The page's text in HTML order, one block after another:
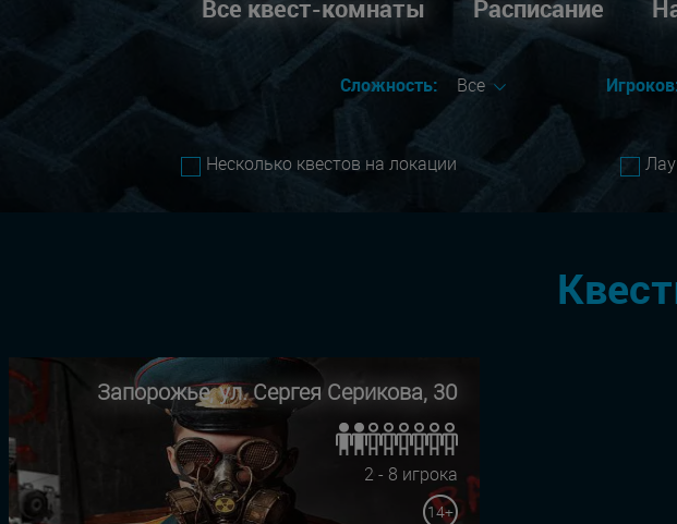
Все квест-комнаты Расписание
Сложность: Все
Несколько квестов на локации
Запорожье, ул. Сергея Серикова, 30
2 - 8 игрока
14+